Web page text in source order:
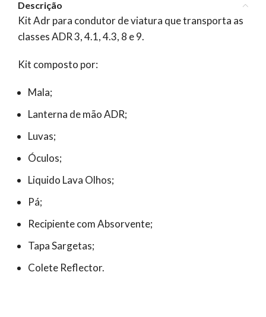
Descrição
Kit Adr para condutor de viatura que transporta as
classes ADR 3, 4.1, 4.3, 8 e 9.
Kit composto por:
Mala;
Lanterna de mão ADR;
Luvas;
Óculos;
Liquido Lava Olhos;
Pá;
Recipiente com Absorvente;
Tapa Sargetas;
Colete Reflector.